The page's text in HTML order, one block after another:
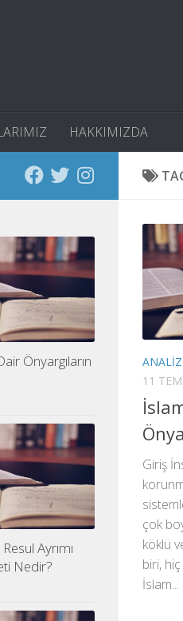
HAKKIMIZDA
ANALIZ
11
Giriş
çok
köklü
biri,
İslam...
Önyargıların
Ayrımı
Nedir?